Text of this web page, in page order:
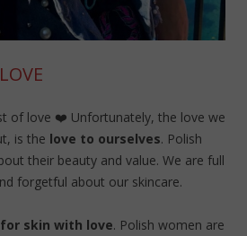
of love ❤️ Unfortunately, the love we
is the love to ourselves. Polish
their beauty and value. We are full
forgetful about our skincare.
for skin with love. Polish women are